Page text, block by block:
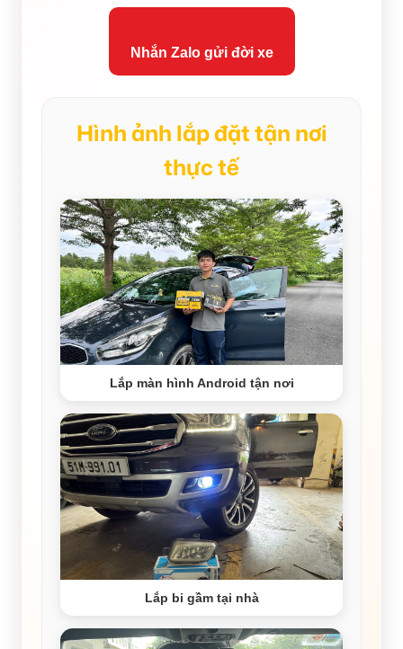
Nhắn Zalo gửi đời xe
Hình ảnh lắp đặt tận nơi
thực tế
Lắp màn hình Android tận nơi
Lắp bi gầm tại nhà